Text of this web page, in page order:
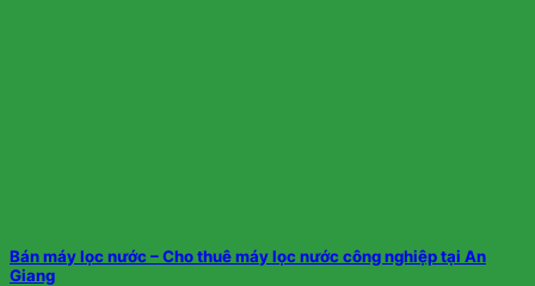
Bán máy lọc nước – Cho thuê máy lọc nước công nghiệp tại An
Giang